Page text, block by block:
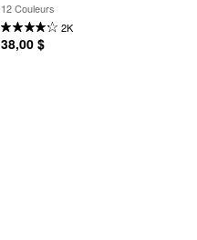
12 Couleurs
2K
38,00 $